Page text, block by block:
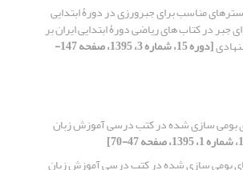
مناسب برای جبرورزی در دورۀ ابتدایی
جبر در کتاب های ریاضی دورۀ ابتدایی ایران بر
[دوره 15، شماره 3، 1395، صفحه 147-
بومی سازی شده در کتب درسی آموزش زبان
بومی سازی شده در کتب درسی آموزش زبان